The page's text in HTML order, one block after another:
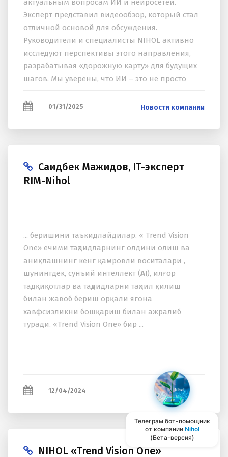
Телеграм бот-помощник
от компании Nihol
(Бета-версия)
актуальным вопросам ИИ и нейросетей.
Эксперт представил видеообзор, который стал
отличной основой для обсуждения.
Руководители и специалисты NIHOL активно
исследуют перспективы этого направления,
разрабатывая «дорожную карту» для будущих
шагов. Мы уверены, что ИИ – это не просто
01/31/2025 Новости компании
Саидбек Мажидов, IT-эксперт
RIM-Nihol
... беришини таъкидлайдилар. « Trend Vision
One» ечими таҳдидларнинг олдини олиш ва
аниқлашнинг кенг қамровли воситалари ,
шунингдек, сунъий интеллект (AI), илғор
тадқиқотлар ва таҳдидларни таҳлил қилиш
билан жавоб бериш орқали ягона
xавфсизликни бошқариш билан ажралиб
туради. «Trend Vision One» бир ...
12/04/2024
NIHOL «Trend Vision One»